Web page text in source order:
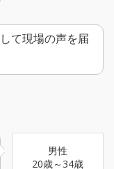
て現場の声を届
男性
20歳～34歳